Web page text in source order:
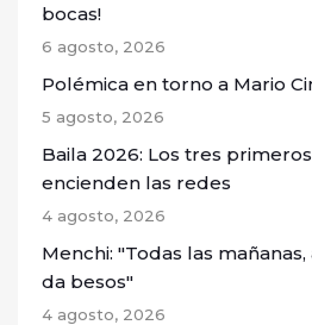
bocas!
6 agosto, 2026
Polémica en torno a Mario
5 agosto, 2026
Baila 2026: Los tres
encienden las redes
4 agosto, 2026
Menchi: "Todas las
da besos"
4 agosto, 2026